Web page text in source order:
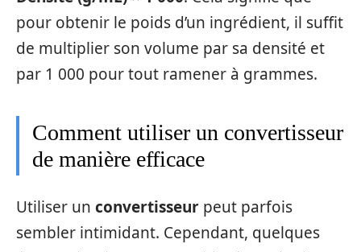
pour obtenir le poids d’un ingrédient, il suffit
de multiplier son volume par sa densité et
par 1 000 pour tout ramener à grammes.
Comment utiliser un convertisseur
de manière efficace
Utiliser un convertisseur peut parfois
sembler intimidant. Cependant, quelques